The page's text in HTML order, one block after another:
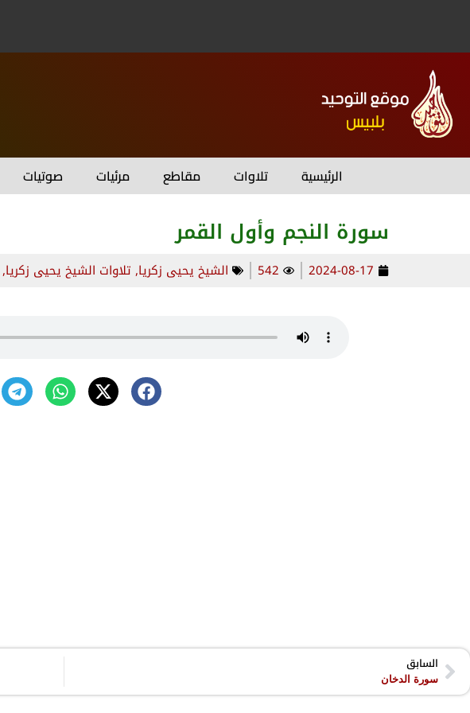
الرئيسية تلاوات مقاطع مرئيات صوتيات
سورة النجم وأول القمر
2024-08-17
542 الشيخ يحيى زكريا, تلاوات الشيخ يحيى زكريا,
السابق
سورة الدخان